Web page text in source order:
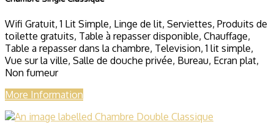
Wifi Gratuit, 1 Lit Simple, Linge de lit, Serviettes, Produits de
toilette gratuits, Table à repasser disponible, Chauffage,
Table a repasser dans la chambre, Television, 1 lit simple,
Vue sur la ville, Salle de douche privée, Bureau, Ecran plat,
Non fumeur
More Information